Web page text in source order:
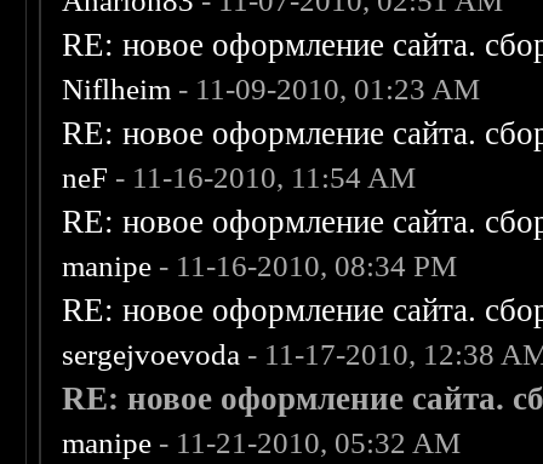
RE: новое оформление сайта.
Niflheim - 11-09-2010, 01:23 AM
RE: новое оформление сайта.
neF - 11-16-2010, 11:54 AM
RE: новое оформление сайта.
manipe - 11-16-2010, 08:34 PM
RE: новое оформление сайта.
sergejvoevoda - 11-17-2010, 12:38
RE: новое оформление сайта.
manipe - 11-21-2010, 05:32 AM